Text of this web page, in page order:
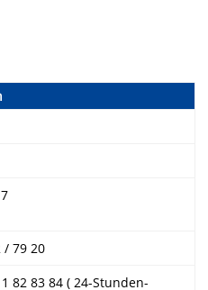
/ 79 20
82 83 84 ( 24-Stunden-